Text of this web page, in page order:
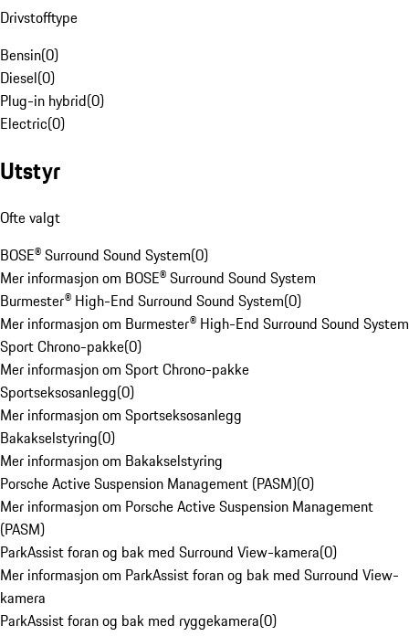
Drivstofftype
Bensin(0)
Diesel(0)
Plug-in hybrid(0)
Electric(0)
Utstyr
Ofte valgt
BOSE® Surround Sound System(0)
Mer informasjon om BOSE® Surround Sound System
Burmester® High-End Surround Sound System(0)
Mer informasjon om Burmester® High-End Surround Sound System
Sport Chrono-pakke(0)
Mer informasjon om Sport Chrono-pakke
Sportseksosanlegg(0)
Mer informasjon om Sportseksosanlegg
Bakakselstyring(0)
Mer informasjon om Bakakselstyring
Porsche Active Suspension Management (PASM)(0)
Mer informasjon om Porsche Active Suspension Management
(PASM)
ParkAssist foran og bak med Surround View-kamera(0)
Mer informasjon om ParkAssist foran og bak med Surround View-
kamera
ParkAssist foran og bak med ryggekamera(0)